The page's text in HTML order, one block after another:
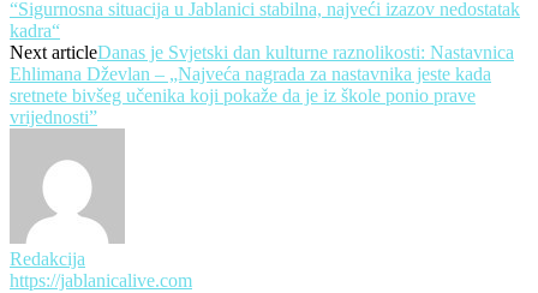
“Sigurnosna situacija u Jablanici stabilna, najveći izazov nedostatak
kadra“
Next articleDanas je Svjetski dan kulturne raznolikosti: Nastavnica
Ehlimana Dževlan – „Najveća nagrada za nastavnika jeste kada
sretnete bivšeg učenika koji pokaže da je iz škole ponio prave
vrijednosti”
Redakcija
https://jablanicalive.com